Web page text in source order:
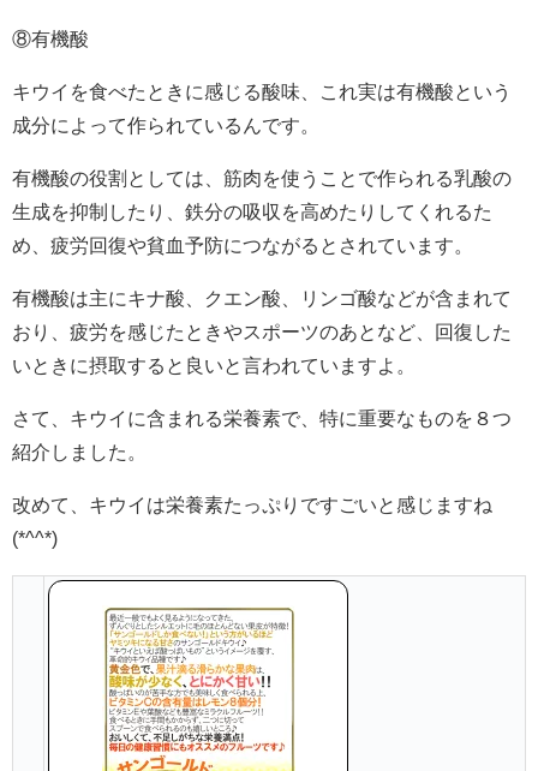
⑧有機酸
キウイを食べたときに感じる酸味、これ実は有機酸という
成分によって作られているんです。
有機酸の役割としては、筋肉を使うことで作られる乳酸の
生成を抑制したり、鉄分の吸収を高めたりしてくれるた
め、疲労回復や貧血予防につながるとされています。
有機酸は主にキナ酸、クエン酸、リンゴ酸などが含まれて
おり、疲労を感じたときやスポーツのあとなど、回復した
いときに摂取すると良いと言われていますよ。
さて、キウイに含まれる栄養素で、特に重要なものを８つ
紹介しました。
改めて、キウイは栄養素たっぷりですごいと感じますね
(*^^*)